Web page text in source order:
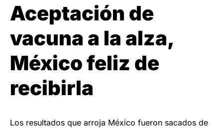
Aceptación de
vacuna a la alza,
México feliz de
recibirla
Los resultados que arroja México fueron sacados de